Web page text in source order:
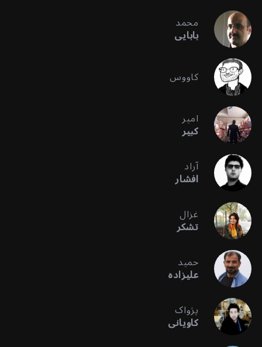
محمد
بابایی
کاووس
امیر
کبیر
آراد
افشار
غزال
تشکر
حمید
علیزاده
پژواک
کاویانی